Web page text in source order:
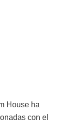
House ha
con el